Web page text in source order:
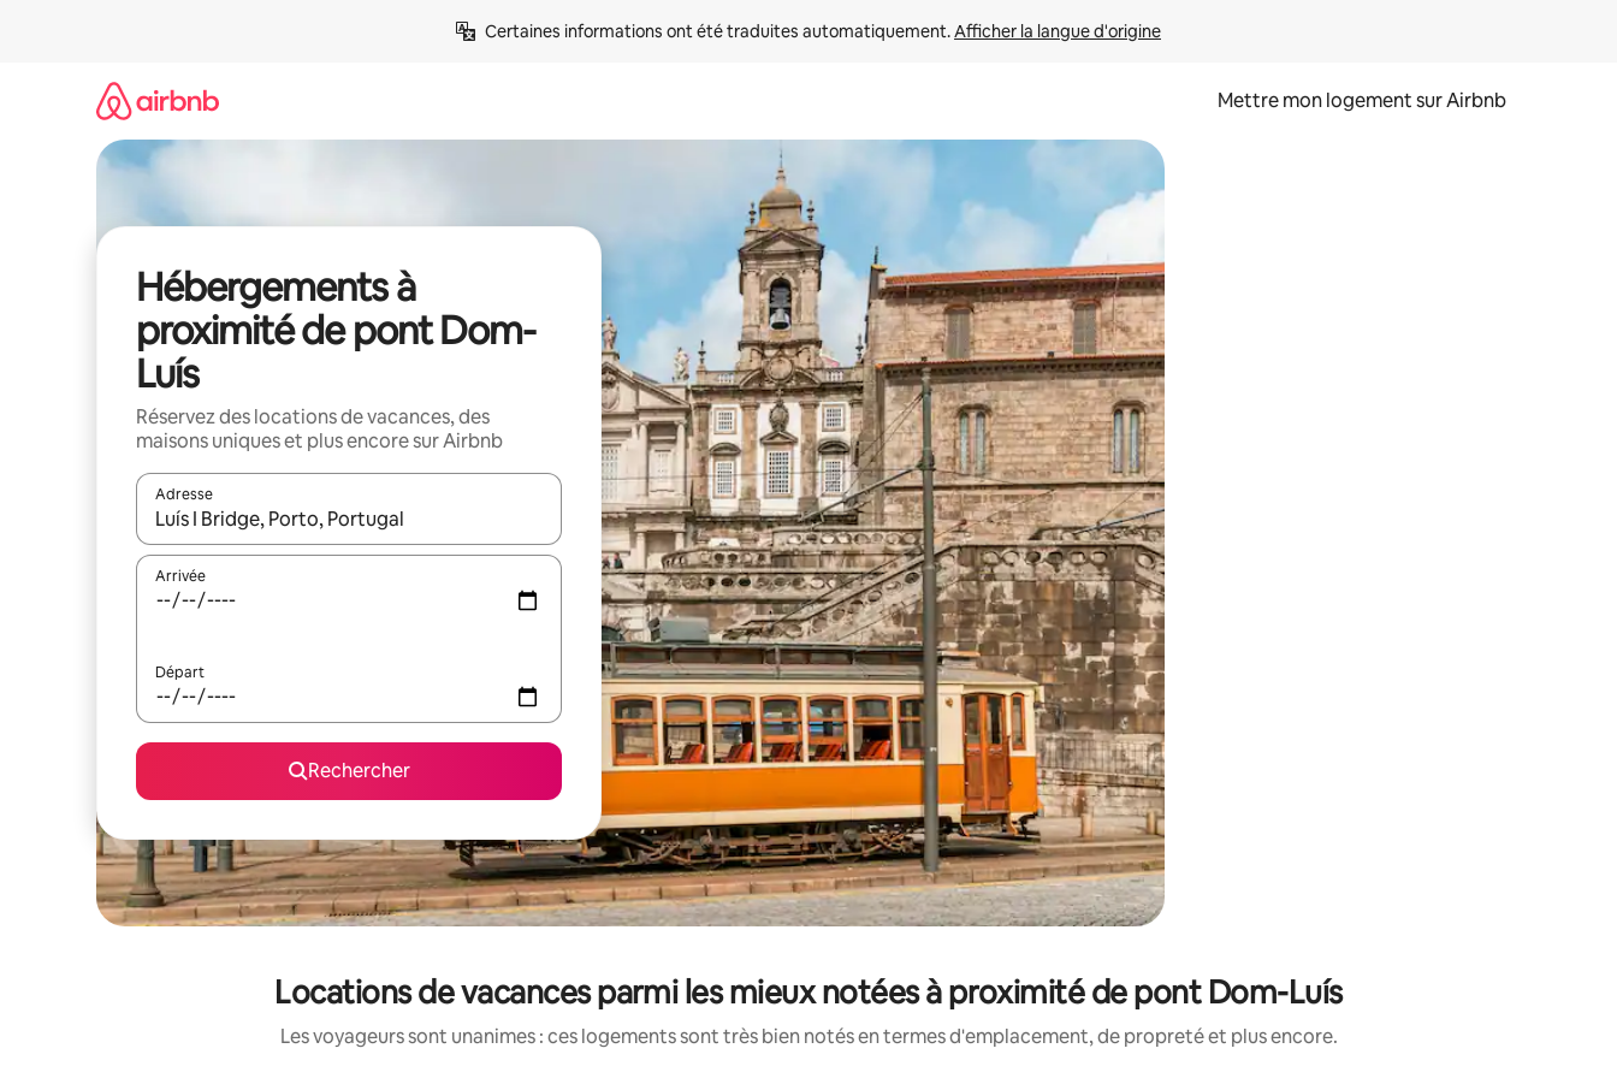
Certaines informations ont été traduites automatiquement. Afficher la langue d'origine
Mettre mon logement sur Airbnb
Hébergements à
proximité de pont Dom-
Luís
Réservez des locations de vacances, des
maisons uniques et plus encore sur Airbnb
Adresse
Lorsque les résultats s'affichent, utilisez les flèches vers le haut et vers le bas pour les parcourir ou en appuyant et en faisant glisser.
Arrivée
Départ
Rechercher
Locations de vacances parmi les mieux notées à proximité de pont Dom-Luís
Les voyageurs sont unanimes : ces logements sont très bien notés en termes d'emplacement, de propreté et plus encore.